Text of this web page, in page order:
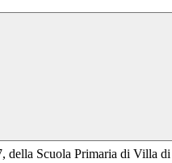
della Scuola Primaria di